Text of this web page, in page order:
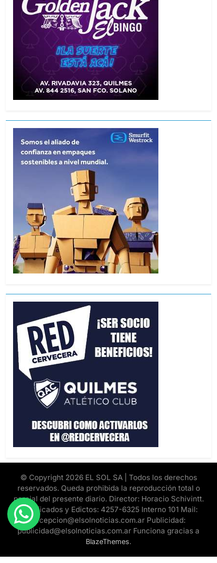
© Copyright 2026 EL SOL SA | Todos los derechos
reservados. Queda prohibida la reproducción total o
parcial del presente diario. Director: Horacio Schivintt.
Clasificados y Edictos: 4257-6325 Interno 101 Mail:
recepcion@elsolnoticias.com.ar Publicidad:
publicidad@elsolnoticias.com.ar Funciona gracias a
BlazeThemes.